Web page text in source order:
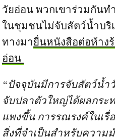
วัยอ่อน พวกเขาร่วมกัน
ในชุมชนไม่จับสัตว์น้ำบริ
ทางมายื่นหนังสือต่อห้าง
อ่อน
“ปัจจุบันมีการจับสัตว์น้ำ
จับปลาตัวใหญ่ได้ผลกระ
แพงขึ้น การรณรงค์ในเรื่
สิ่งที่จำเป็นสำหรับความ